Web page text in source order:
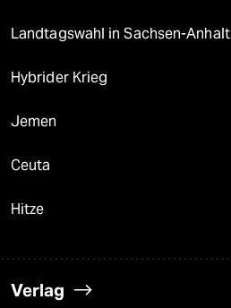
Landtagswahl in Sachsen-Anhalt
Hybrider Krieg
Jemen
Ceuta
Hitze
Verlag